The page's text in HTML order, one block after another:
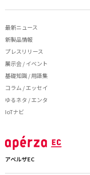
最新ニュース
新製品情報
プレスリリース
展示会 / イベント
基礎知識 / 用語集
コラム / エッセイ
ゆるネタ / エンタ
IoTナビ
アペルザEC